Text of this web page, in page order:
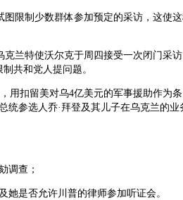
限制少数群体参加预定的采访，这使
兰特使沃尔克于周四接受一次闭门采访
共和党人提问题。
用扣留美对乌4亿美元的军事援助作为条
统参选人乔·拜登及其儿子在乌克兰的业
调查；
她是否允许川普的律师参加听证会。